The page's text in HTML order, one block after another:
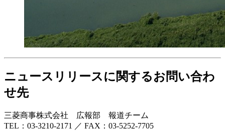
ニュースリリースに関するお問い合わ
せ先
三菱商事株式会社 広報部 報道チーム
TEL：03-3210-2171 ／ FAX：03-5252-7705